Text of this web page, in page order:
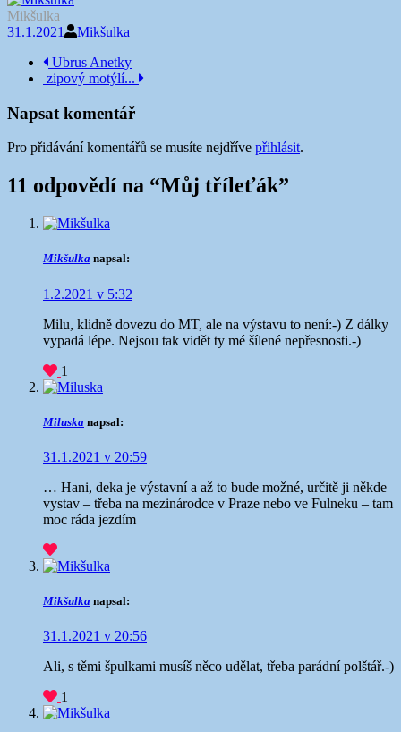
Mikšulka
31.1.2021
Mikšulka
Navigace
příspěvku
Ubrus Anetky
zipový motýlí...
Napsat komentář
Pro přidávání komentářů se musíte nejdříve přihlásit.
11 odpovědí na “Můj tříleťák”
Mikšulka napsal:
1.2.2021 v 5:32
Milu, klidně dovezu do MT, ale na výstavu to není:-) Z dálky
vypadá lépe. Nejsou tak vidět ty mé šílené nepřesnosti.-)
1
Miluska napsal:
31.1.2021 v 20:59
… Hani, deka je výstavní a až to bude možné, určitě ji někde
vystav – třeba na mezinárodce v Praze nebo ve Fulneku – tam
moc ráda jezdím
Mikšulka napsal:
31.1.2021 v 20:56
Ali, s těmi špulkami musíš něco udělat, třeba parádní polštář.-)
1